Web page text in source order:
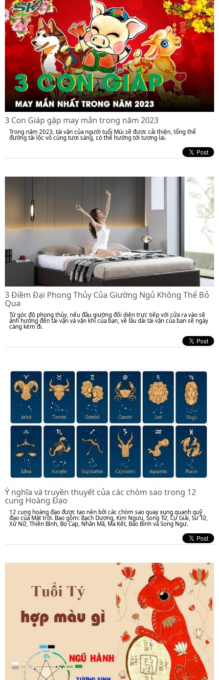
3 Con Giáp gặp may mắn trong năm 2023
Trong năm 2023, tài vận của người tuổi Mùi sẽ được cải thiện, tổng thể
đường tài lộc vô cùng tươi sáng, có thể hướng tới tương lai.
3 Điềm Đại Phong Thủy Của Giường Ngủ Không Thể Bỏ
Qua
Từ góc độ phong thủy, nếu đầu giường đối diện trực tiếp với cửa ra vào sẽ
ảnh hưởng đến tài vận và vận khí của bạn, về lâu dài tài vận của bạn sẽ ngày
càng kém đi.
Ý nghĩa và truyền thuyết của các chòm sao trong 12
cung Hoàng Đạo
12 cung hoàng đạo được tạo nên bởi các chòm sao quay xung quanh quỹ
đạo của Mặt trời. Bao gồm: Bạch Dương, Kim Ngưu, Song Tử, Cự Giải, Sư Tử,
Xử Nữ, Thiên Bình, Bọ Cạp, Nhân Mã, Ma Kết, Bảo Bình và Song Ngư.